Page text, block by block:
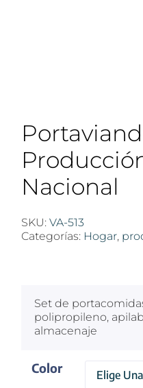
Nacional
SKU: VA-513
Categorías: Hogar,
Set de
polipropileno,
almacenaje
Color